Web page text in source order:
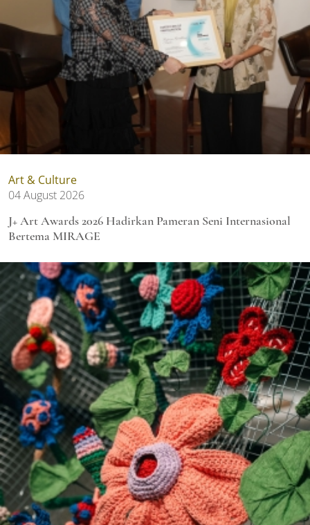
Art & Culture
04 August 2026
J+ Art Awards 2026 Hadirkan Pameran Seni Internasional
Bertema MIRAGE